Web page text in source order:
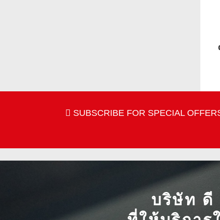
SUBSCRIBE FOR SPECIAL
บริษัท ดี